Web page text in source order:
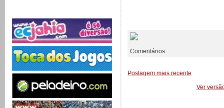
Comentários
Postagem mais recente
Ver